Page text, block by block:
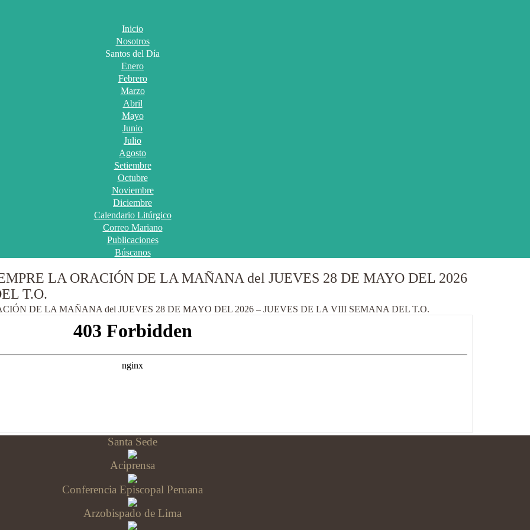
Inicio
Nosotros
Santos del Día
Enero
Febrero
Marzo
Abril
Mayo
Junio
Julio
Agosto
Setiembre
Octubre
Noviembre
Diciembre
Calendario Litúrgico
Correo Mariano
Publicaciones
Búscanos
LA ORACIÓN DE LA MAÑANA del JUEVES 28 DE MAYO DEL 2026
T.O.
DE LA MAÑANA del JUEVES 28 DE MAYO DEL 2026 – JUEVES DE LA VIII SEMANA DEL T.O.
Santa Sede
Aciprensa
Conferencia Episcopal Peruana
Arzobispado de Lima